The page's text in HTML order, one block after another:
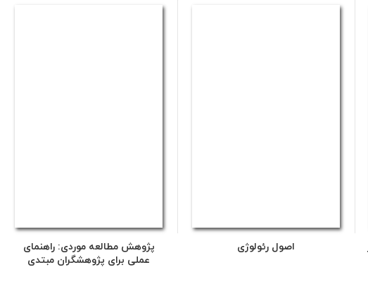
اصول رئولوژی
پژوهش مطالعه موردی: راهنمای
عملی برای پژوهشگران مبتدی